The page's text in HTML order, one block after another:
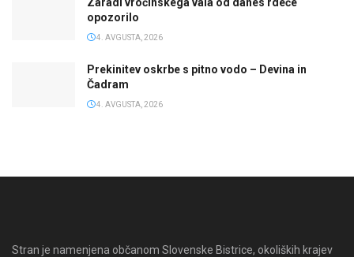
opozorilo
4. AVGUSTA, 2026
Prekinitev oskrbe s pitno vodo – Devina in
Čadram
4. AVGUSTA, 2026
Stran je namenjena občanom Slovenske Bistrice, okoliških krajev